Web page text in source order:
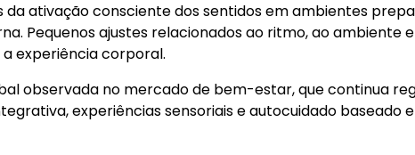
ativação consciente dos sentidos em ambientes
Pequenos ajustes relacionados ao ritmo, ao ambiente
experiência corporal.
observada no mercado de bem-estar, que continua
experiências sensoriais e autocuidado baseado